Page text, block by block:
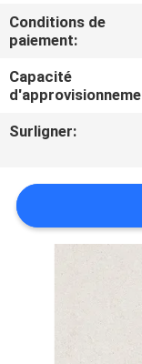
CONTRÔLE
DE
LA
QUALITÉ
CONTACTER
DEMANDEZ
Conditions de
paiement:
Capacité
Surligner: